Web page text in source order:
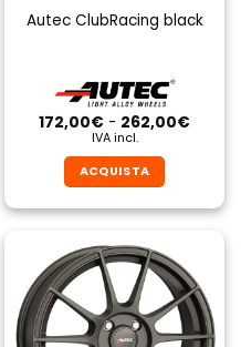
Autec ClubRacing black
172,00€ - 262,00€Fascia
IVA incl.
ACQUISTA
prodotto
ha
più
varianti.
Le
opzioni